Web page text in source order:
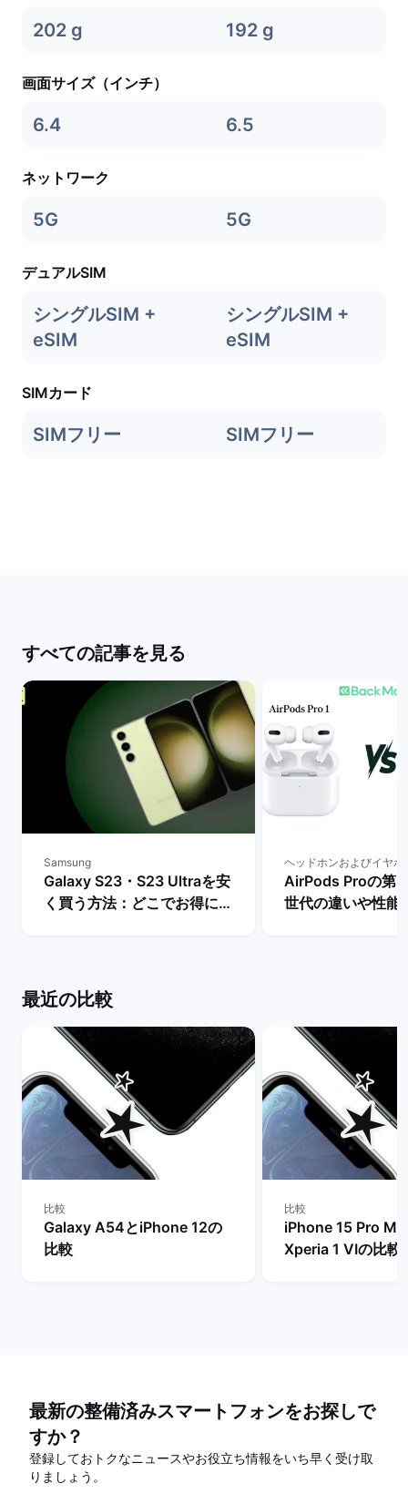
202 g 192 g
画面サイズ（インチ）
6.4 6.5
ネットワーク
5G 5G
デュアルSIM
シングルSIM +
eSIM
シングルSIM +
eSIM
SIMカード
SIMフリー SIMフリー
すべての記事を見る
Samsung
Galaxy S23・S23 Ultraを安
く買う方法：どこでお得に購
ヘッドホンおよびイヤホ
AirPods Proの第2
世代の違いや性能
最近の比較
比較
Galaxy A54とiPhone 12の
比較
比較
iPhone 15 Pro
Xperia 1 VIの比較
最新の整備済みスマートフォンをお探しで
すか？
登録しておトクなニュースやお役立ち情報をいち早く受け取
りましょう。